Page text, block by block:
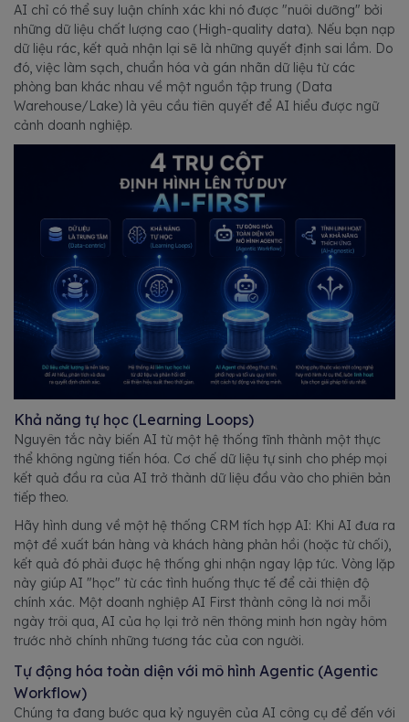
AI chỉ có thể suy luận chính xác khi nó được "nuôi dưỡng" bởi
những dữ liệu chất lượng cao (High-quality data). Nếu bạn nạp
dữ liệu rác, kết quả nhận lại sẽ là những quyết định sai lầm. Do
đó, việc làm sạch, chuẩn hóa và gán nhãn dữ liệu từ các
phòng ban khác nhau về một nguồn tập trung (Data
Warehouse/Lake) là yêu cầu tiên quyết để AI hiểu được ngữ
cảnh doanh nghiệp.
Khả năng tự học (Learning Loops)
Nguyên tắc này biến AI từ một hệ thống tĩnh thành một thực
thể không ngừng tiến hóa. Cơ chế dữ liệu tự sinh cho phép mọi
kết quả đầu ra của AI trở thành dữ liệu đầu vào cho phiên bản
tiếp theo.
Hãy hình dung về một hệ thống CRM tích hợp AI: Khi AI đưa ra
một đề xuất bán hàng và khách hàng phản hồi (hoặc từ chối),
kết quả đó phải được hệ thống ghi nhận ngay lập tức. Vòng lặp
này giúp AI "học" từ các tình huống thực tế để cải thiện độ
chính xác. Một doanh nghiệp AI First thành công là nơi mỗi
ngày trôi qua, AI của họ lại trở nên thông minh hơn ngày hôm
trước nhờ chính những tương tác của con người.
Tự động hóa toàn diện với mô hình Agentic (Agentic
Workflow)
Chúng ta đang bước qua kỷ nguyên của AI công cụ để đến với